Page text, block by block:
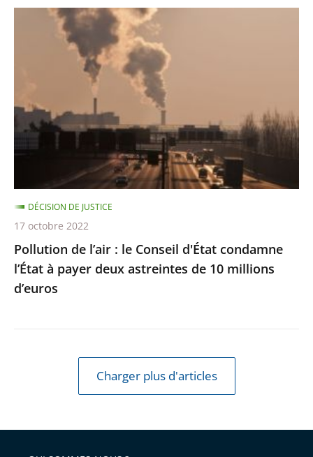
Pollution
Conseil
d'État
condamne
à
payer
deux
astreintes
de
10
Pollution de l’air : le Conseil d'État condamne
l’État à payer deux astreintes de 10 millions
d’euros
DÉCISION DE JUSTICE
17 octobre 2022
Charger plus d'articles